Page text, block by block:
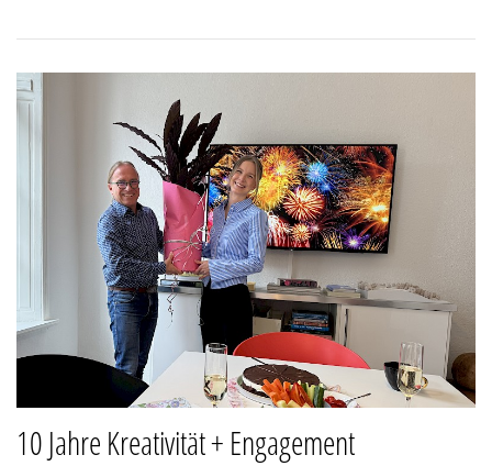
10 Jahre Kreativität + Engagement